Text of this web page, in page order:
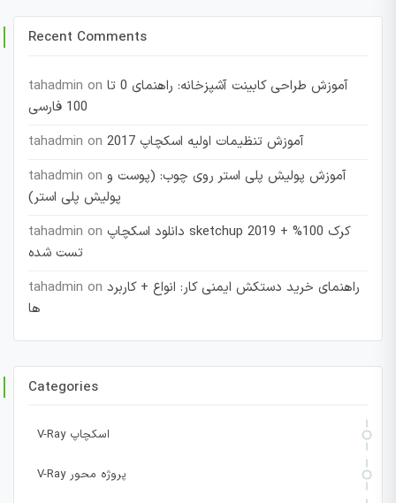
Recent Comments
tahadmin on آموزش طراحی کابینت آشپزخانه: راهنمای 0 تا
100 فارسی
tahadmin on
آموزش تنظیمات اولیه اسکچاپ 2017
tahadmin on آموزش پولیش پلی استر روی چوب: (پوست و
پولیش پلی استر)
tahadmin on دانلود اسکچاپ sketchup 2019 + کرک 100%
تست شده
tahadmin on راهنمای خرید دستکش ایمنی کار: انواع + کاربرد
ها
Categories
V-Ray اسکچاپ
V-Ray پروژه محور